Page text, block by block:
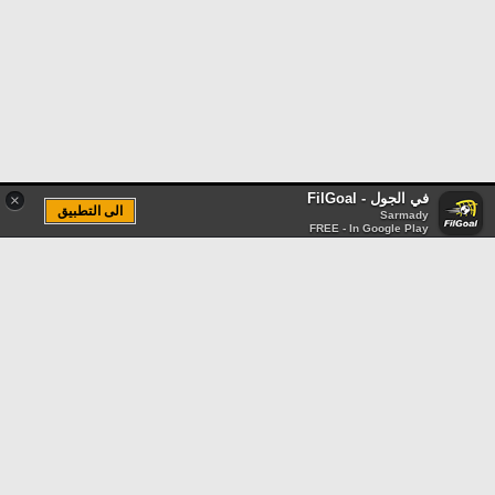
× في الجول - FilGoal
Sarmady
FREE - In Google Play
الى التطبيق